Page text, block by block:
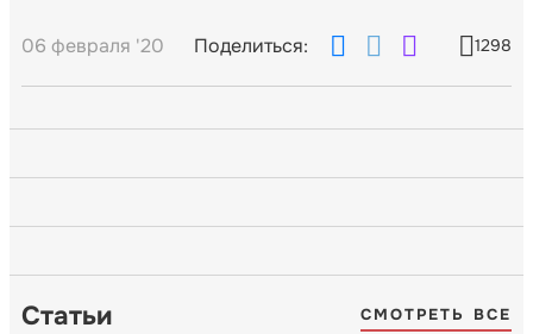
06 февраля '20 Поделиться: 1298
Статьи СМОТРЕТЬ ВСЕ